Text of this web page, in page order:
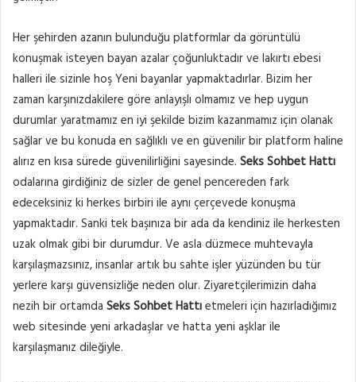
Her şehirden azanın bulunduğu platformlar da görüntülü
konuşmak isteyen bayan azalar çoğunluktadır ve lakırtı ebesi
halleri ile sizinle hoş Yeni bayanlar yapmaktadırlar. Bizim her
zaman karşınızdakilere göre anlayışlı olmamız ve hep uygun
durumlar yaratmamız en iyi şekilde bizim kazanmamız için olanak
sağlar ve bu konuda en sağlıklı ve en güvenilir bir platform haline
alırız en kısa sürede güvenilirliğini sayesinde. Seks Sohbet Hattı
odalarına girdiğiniz de sizler de genel pencereden fark
edeceksiniz ki herkes birbiri ile aynı çerçevede konuşma
yapmaktadır. Sanki tek başınıza bir ada da kendiniz ile herkesten
uzak olmak gibi bir durumdur. Ve asla düzmece muhtevayla
karşılaşmazsınız, insanlar artık bu sahte işler yüzünden bu tür
yerlere karşı güvensizliğe neden olur. Ziyaretçilerimizin daha
nezih bir ortamda Seks Sohbet Hattıetmeleri için hazırladığımız
web sitesinde yeni arkadaşlar ve hatta yeni aşklar ile
karşılaşmanız dileğiyle.